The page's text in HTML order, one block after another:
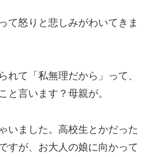
て怒りと悲しみがわいてきま
れて「私無理だから」って、
と言います？母親が。
いました。高校生とかだった
すが、お大人の娘に向かって